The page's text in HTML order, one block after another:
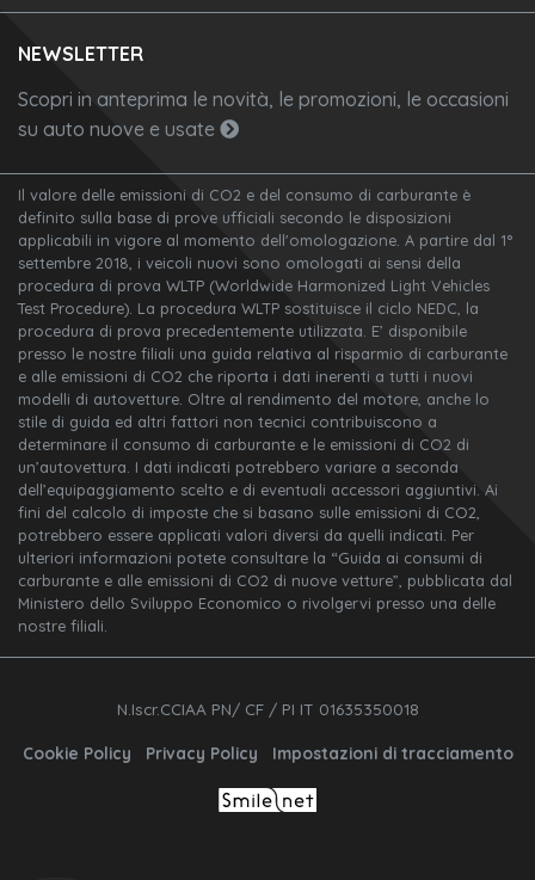
NEWSLETTER
Scopri in anteprima le novità, le promozioni, le occasioni
su auto nuove e usate
Il valore delle emissioni di CO2 e del consumo di carburante è
definito sulla base di prove ufficiali secondo le disposizioni
applicabili in vigore al momento dell'omologazione. A partire dal 1°
settembre 2018, i veicoli nuovi sono omologati ai sensi della
procedura di prova WLTP (Worldwide Harmonized Light Vehicles
Test Procedure). La procedura WLTP sostituisce il ciclo NEDC, la
procedura di prova precedentemente utilizzata. E’ disponibile
presso le nostre filiali una guida relativa al risparmio di carburante
e alle emissioni di CO2 che riporta i dati inerenti a tutti i nuovi
modelli di autovetture. Oltre al rendimento del motore, anche lo
stile di guida ed altri fattori non tecnici contribuiscono a
determinare il consumo di carburante e le emissioni di CO2 di
un’autovettura. I dati indicati potrebbero variare a seconda
dell’equipaggiamento scelto e di eventuali accessori aggiuntivi. Ai
fini del calcolo di imposte che si basano sulle emissioni di CO2,
potrebbero essere applicati valori diversi da quelli indicati. Per
ulteriori informazioni potete consultare la “Guida ai consumi di
carburante e alle emissioni di CO2 di nuove vetture”, pubblicata dal
Ministero dello Sviluppo Economico o rivolgervi presso una delle
nostre filiali.
N.Iscr.CCIAA PN/ CF / PI IT 01635350018
Cookie Policy Privacy Policy Impostazioni di tracciamento